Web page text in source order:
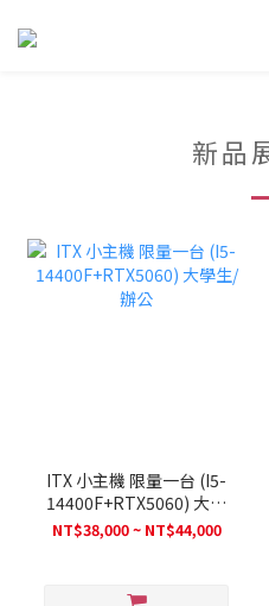
新品
ITX 小主機 限量一台 (I5-
14400F+RTX5060) 大學
生/辦公
NT$38,000 ~ NT$44,000